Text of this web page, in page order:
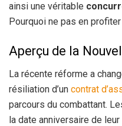
ainsi une véritable
Pourquoi ne pas en
Aperçu de la
La récente réforme a
résiliation d’un contrat
parcours du combattant.
la date anniversaire de leur